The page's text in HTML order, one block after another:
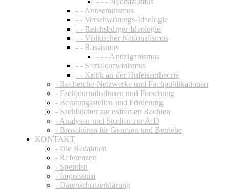
- - Antisemitismus
- - Verschwörungs-Ideologie
- - Reichsbürger-Ideologie
- - Völkischer Nationalismus
- - Rassismus
- - - Antiziganismus
- - Sozialdarwinismus
- - Kritik an der Hufeisentheorie
- Recherche-Netzwerke und Fachpublikationen
- FachjournalistInnen und Forschung
- Beratungsstellen und Förderung
- Sachbücher zur extremen Rechten
- Analysen und Studien zur AfD
- Broschüren für Gremien und Betriebe
KONTAKT
- Die Redaktion
- Referenzen
- Spenden
- Impressum
- Datenschutzerklärung